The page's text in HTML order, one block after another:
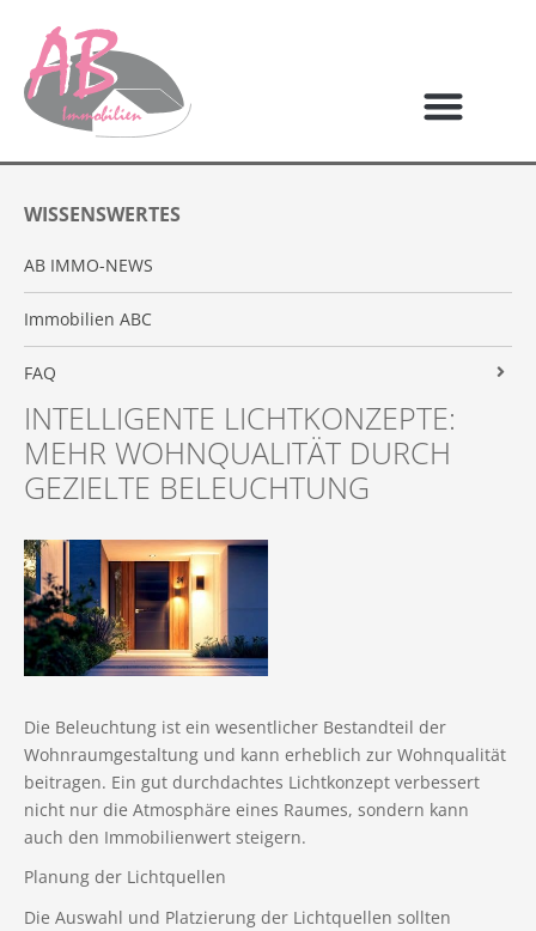
WISSENSWERTES
AB IMMO-NEWS
Immobilien ABC
FAQ
Grundbuchauszug
Nebenkosten
Notar
Kontaktaufnahme
Makleralleinauftrag
Widerrufsbelehrung
Besichtigungen
Teilungserklärung
INTELLIGENTE LICHTKONZEPTE:
MEHR WOHNQUALITÄT DURCH
GEZIELTE BELEUCHTUNG
Die Beleuchtung ist ein wesentlicher Bestandteil der
Wohnraumgestaltung und kann erheblich zur Wohnqualität
beitragen. Ein gut durchdachtes Lichtkonzept verbessert
nicht nur die Atmosphäre eines Raumes, sondern kann
auch den Immobilienwert steigern.
Planung der Lichtquellen
Die Auswahl und Platzierung der Lichtquellen sollten